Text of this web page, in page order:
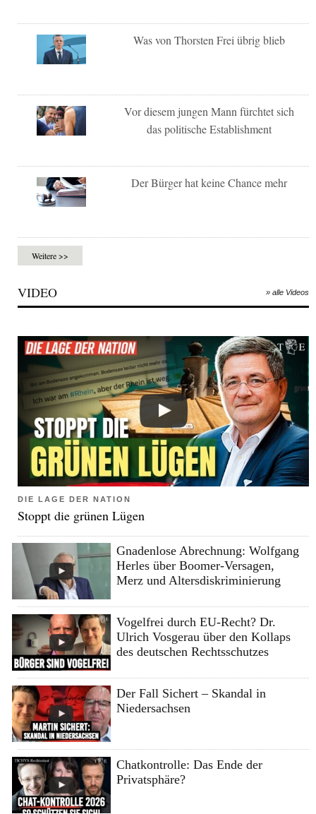
Was von Thorsten Frei übrig blieb
Vor diesem jungen Mann fürchtet sich
das politische Establishment
Der Bürger hat keine Chance mehr
Weitere >>
VIDEO » alle Videos
DIE LAGE DER NATION
Stoppt die grünen Lügen
Gnadenlose Abrechnung: Wolfgang
Herles über Boomer-Versagen,
Merz und Altersdiskriminierung
Vogelfrei durch EU-Recht? Dr.
Ulrich Vosgerau über den Kollaps
des deutschen Rechtsschutzes
Der Fall Sichert – Skandal in
Niedersachsen
Chatkontrolle: Das Ende der
Privatsphäre?